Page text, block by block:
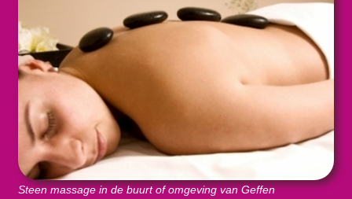
Steen massage in de buurt of omgeving van Geffen